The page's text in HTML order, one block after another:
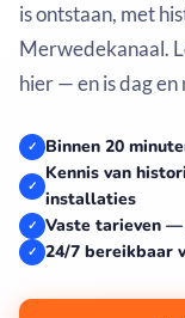
is ontstaan, met
Merwedekanaal.
hier — en is dag
✓ Binnen 20
✓
Kennis van
installaties
✓ Vaste tarieven
✓ 24/7 bereikbaar